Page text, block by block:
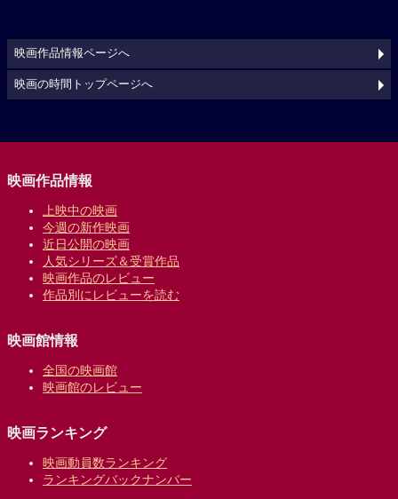
映画作品情報ページへ
映画の時間トップページへ
映画作品情報
上映中の映画
今週の新作映画
近日公開の映画
人気シリーズ＆受賞作品
映画作品のレビュー
作品別にレビューを読む
映画館情報
全国の映画館
映画館のレビュー
映画ランキング
映画動員数ランキング
ランキングバックナンバー